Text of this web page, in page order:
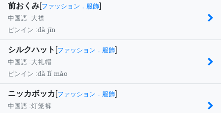
前おくみ[ファッション．服飾]
中国語 :大襟
ピンイン :dà jīn
シルクハット [ファッション．服飾]
中国語 :大礼帽
ピンイン :dà lǐ mào
ニッカボッカ [ファッション．服飾]
中国語 :灯笼裤